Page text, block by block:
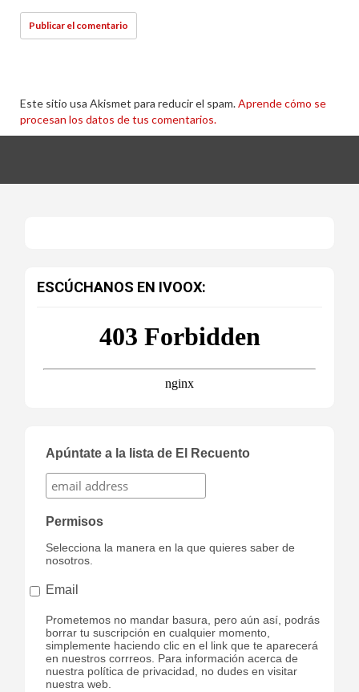
Este sitio usa Akismet para reducir el spam.Aprende cómo se
procesan los datos de tus comentarios.
ESCÚCHANOS EN IVOOX:
Apúntate a la lista de El Recuento
Permisos
Selecciona la manera en la que quieres saber de
nosotros.
Email
Prometemos no mandar basura, pero aún así, podrás
borrar tu suscripción en cualquier momento,
simplemente haciendo clic en el link que te aparecerá
en nuestros corrreos. Para información acerca de
nuestra política de privacidad, no dudes en visitar
nuestra web.